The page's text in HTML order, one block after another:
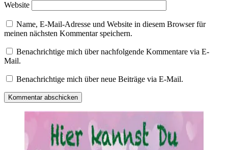
Website
Name, E-Mail-Adresse und Website in diesem Browser für
meinen nächsten Kommentar speichern.
Benachrichtige mich über nachfolgende Kommentare via E-
Mail.
Benachrichtige mich über neue Beiträge via E-Mail.